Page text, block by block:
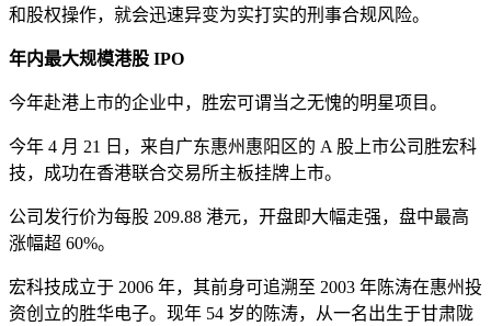
和股权操作，就会迅速异变为实打实的刑事合规风险。
年内最大规模港股 IPO
今年赴港上市的企业中，胜宏可谓当之无愧的明星项目。
今年 4 月 21 日，来自广东惠州惠阳区的 A 股上市公司胜宏科
技，成功在香港联合交易所主板挂牌上市。
公司发行价为每股 209.88 港元，开盘即大幅走强，盘中最高
涨幅超 60%。
宏科技成立于 2006 年，其前身可追溯至 2003 年陈涛在惠州投
资创立的胜华电子。现年 54 岁的陈涛，从一名出生于甘肃陇